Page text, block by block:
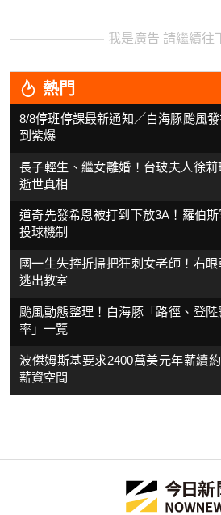
我是廣告 請繼續往
熱門
8/8停班停課最新通知／白海豚颱風
到紫爆
長子輕生、繼女離婚！台玻夫人徐
逝世真相
道奇先發希恩被打到下放3A！羅伯
投球機制
國一生失控折掃把狂刺女老師！右
逃出教室
颱風動態整理！白海豚「路徑、登
率」一覽
波傑姆斯基要求2400萬美元年薪續
薪資空間